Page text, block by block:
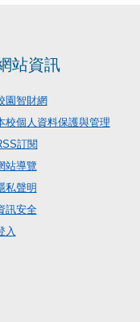
站資訊
園智財網
校個人資料保護與管理
訂閱
站導覽
私聲明
訊安全
入